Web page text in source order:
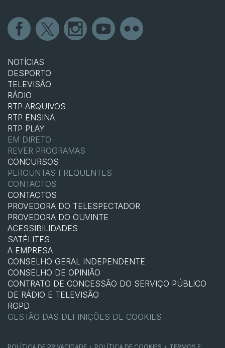
NOTÍCIAS
DESPORTO
TELEVISÃO
RÁDIO
RTP ARQUIVOS
RTP ENSINA
RTP PLAY
EM DIRETO
REVER PROGRAMAS
CONCURSOS
PERGUNTAS FREQUENTES
CONTACTOS
CONTACTOS
PROVEDORA DO TELESPECTADOR
PROVEDORA DO OUVINTE
ACESSIBILIDADES
SATÉLITES
A EMPRESA
CONSELHO GERAL INDEPENDENTE
CONSELHO DE OPINIÃO
CONTRATO DE CONCESSÃO DO SERVIÇO PÚBLICO
DE RÁDIO E TELEVISÃO
RGPD
GESTÃO DAS DEFINIÇÕES DE COOKIES